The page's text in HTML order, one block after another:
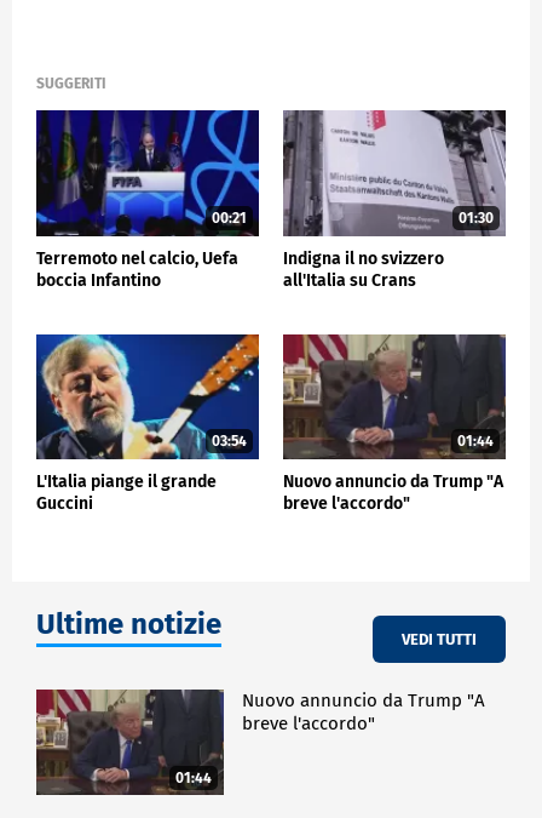
SUGGERITI
00:21
Terremoto nel calcio, Uefa
boccia Infantino
01:30
Indigna il no svizzero
all'Italia su Crans
03:54
L'Italia piange il grande
Guccini
01:44
Nuovo annuncio da Trump "A
breve l'accordo"
Ultime notizie VEDI TUTTI
01:44
Nuovo annuncio da Trump "A
breve l'accordo"